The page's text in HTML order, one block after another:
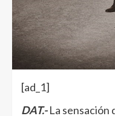
[ad_1]
DAT.-La sensación